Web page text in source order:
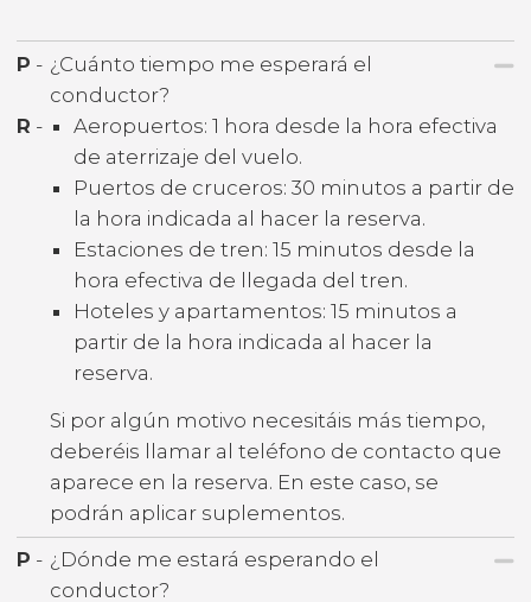
P - ¿Cuánto tiempo me esperará el
conductor?
R -
Aeropuertos: 1 hora desde la hora efectiva
de aterrizaje del vuelo.
Puertos de cruceros: 30 minutos a partir de
la hora indicada al hacer la reserva.
Estaciones de tren: 15 minutos desde la
hora efectiva de llegada del tren.
Hoteles y apartamentos: 15 minutos a
partir de la hora indicada al hacer la
reserva.
Si por algún motivo necesitáis más tiempo,
deberéis llamar al teléfono de contacto que
aparece en la reserva. En este caso, se
podrán aplicar suplementos.
P - ¿Dónde me estará esperando el
conductor?